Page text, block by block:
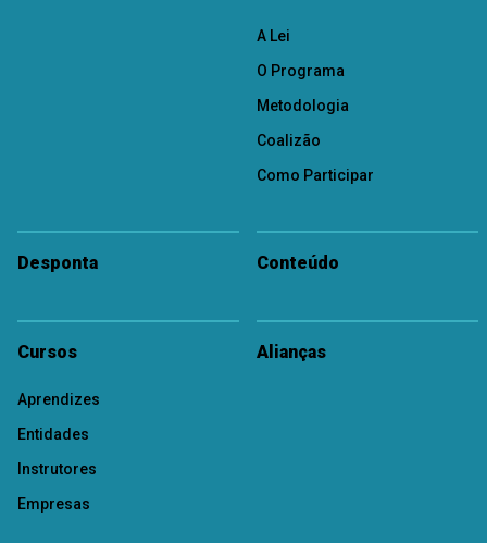
A Lei
O Programa
Metodologia
Coalizão
Como Participar
Desponta Conteúdo
Cursos
Aprendizes
Entidades
Instrutores
Empresas
Alianças